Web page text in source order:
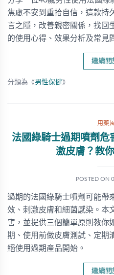
焦慮不安到重拾自信，這款持
言之隱，改善親密關係，找回
的使用心得、效果分析及常見
繼續閱
分類為《男性保健》
用藥
法國綠騎士過期噴劑危
激皮膚？教
POSTED ON
過期的法國綠騎士噴劑可能帶
效、刺激皮膚和細菌感染。本
害，並提供三個簡單原則教你
期、使用前做皮膚測試、定期
絕使用過期產品開始。
繼續閱